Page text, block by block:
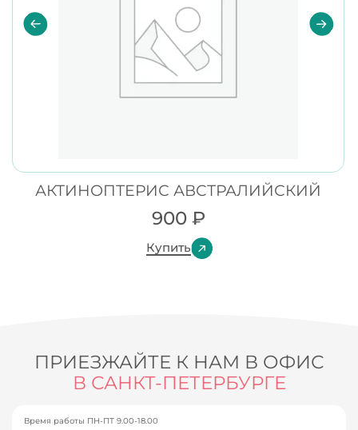
АКТИНОПТЕРИС АВСТРАЛИЙСКИЙ
900 ₽
Купить
ПРИЕЗЖАЙТЕ К НАМ В ОФИС
В САНКТ-ПЕТЕРБУРГЕ
Время работы ПН-ПТ 9.00-18.00